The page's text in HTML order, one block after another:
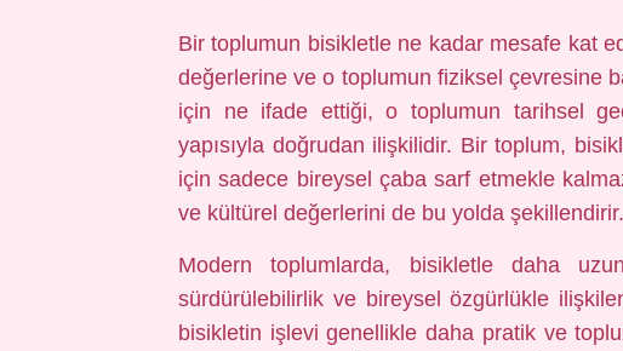
Bir toplumun bisikletle ne kadar mesafe kat
değerlerine ve o toplumun fiziksel çevresine
için ne ifade ettiği, o toplumun tarihsel
yapısıyla doğrudan ilişkilidir. Bir toplum,
için sadece bireysel çaba sarf etmekle
ve kültürel değerlerini de bu yolda şekillendirir.
Modern toplumlarda, bisikletle daha
sürdürülebilirlik ve bireysel özgürlükle
bisikletin işlevi genellikle daha pratik ve